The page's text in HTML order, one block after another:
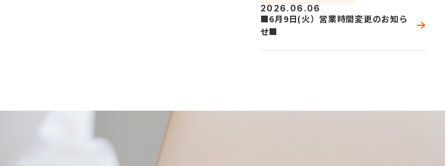
2026.06.06
■6月9日(火）営業時間変更のお知ら
せ■